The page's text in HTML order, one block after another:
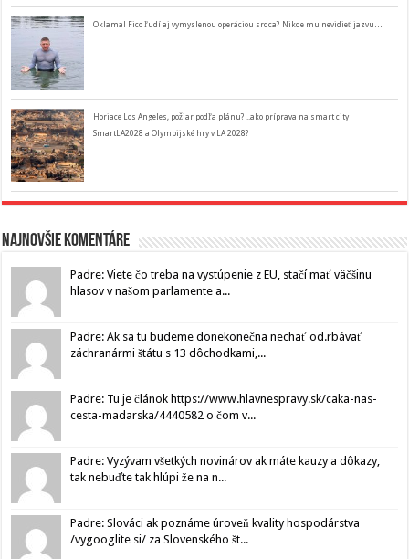
Oklamal Fico ľudí aj vymyslenou operáciou srdca? Nikde mu nevidieť jazvu…
Horiace Los Angeles, požiar podľa plánu? ..ako príprava na smart city
SmartLA2028 a Olympijské hry v LA 2028?
Najnovšie komentáre
Padre: Viete čo treba na vystúpenie z EU, stačí mať väčšinu
hlasov v našom parlamente a...
Padre: Ak sa tu budeme donekonečna nechať od.rbávať
záchranármi štátu s 13 dôchodkami,...
Padre: Tu je článok https://www.hlavnespravy.sk/caka-nas-
cesta-madarska/4440582 o čom v...
Padre: Vyzývam všetkých novinárov ak máte kauzy a dôkazy,
tak nebuďte tak hlúpi že na n...
Padre: Slováci ak poznáme úroveň kvality hospodárstva
/vygooglite si/ za Slovenského št...